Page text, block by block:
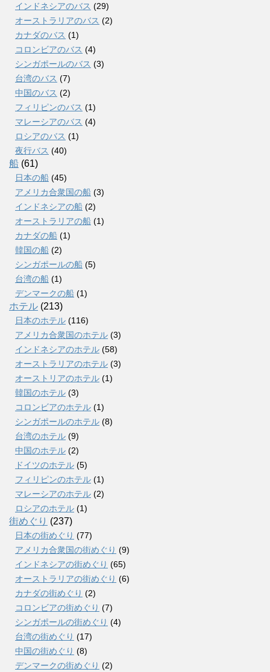
インドネシアのバス (29)
オーストラリアのバス (2)
カナダのバス (1)
コロンビアのバス (4)
シンガポールのバス (3)
台湾のバス (7)
中国のバス (2)
フィリピンのバス (1)
マレーシアのバス (4)
ロシアのバス (1)
夜行バス (40)
船 (61)
日本の船 (45)
アメリカ合衆国の船 (3)
インドネシアの船 (2)
オーストラリアの船 (1)
カナダの船 (1)
韓国の船 (2)
シンガポールの船 (5)
台湾の船 (1)
デンマークの船 (1)
ホテル (213)
日本のホテル (116)
アメリカ合衆国のホテル (3)
インドネシアのホテル (58)
オーストラリアのホテル (3)
オーストリアのホテル (1)
韓国のホテル (3)
コロンビアのホテル (1)
シンガポールのホテル (8)
台湾のホテル (9)
中国のホテル (2)
ドイツのホテル (5)
フィリピンのホテル (1)
マレーシアのホテル (2)
ロシアのホテル (1)
街めぐり (237)
日本の街めぐり (77)
アメリカ合衆国の街めぐり (9)
インドネシアの街めぐり (65)
オーストラリアの街めぐり (6)
カナダの街めぐり (2)
コロンビアの街めぐり (7)
シンガポールの街めぐり (4)
台湾の街めぐり (17)
中国の街めぐり (8)
デンマークの街めぐり (2)